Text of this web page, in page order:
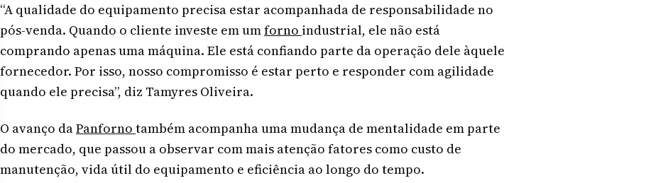
“A qualidade do equipamento precisa estar acompanhada de responsabilidade no
pós-venda. Quando o cliente investe em umforno industrial, ele não está
comprando apenas uma máquina. Ele está confiando parte da operação dele àquele
fornecedor. Por isso, nosso compromisso é estar perto e responder com agilidade
quando ele precisa”, diz Tamyres Oliveira.
O avanço daPanforno também acompanha uma mudança de mentalidade em parte
do mercado, que passou a observar com mais atenção fatores como custo de
manutenção, vida útil do equipamento e eficiência ao longo do tempo.